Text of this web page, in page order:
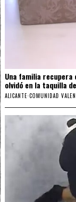
Una familia recupera
olvidó en la taquilla
ALICANTE·COMUNIDAD